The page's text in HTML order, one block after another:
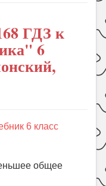
ГДЗ к
6
6 класс
общее